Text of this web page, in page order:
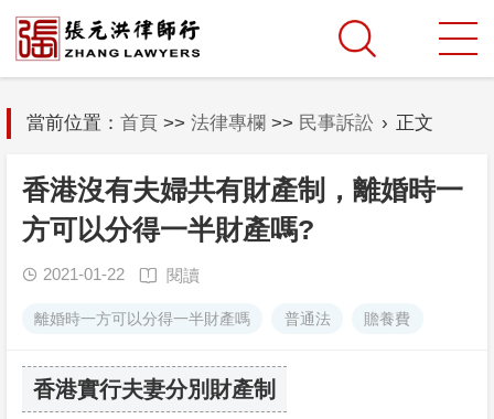
當前位置： 首頁>> 法律專欄 >> 民事訴訟 › 正文
香港沒有夫婦共有財產制，離婚時一
方可以分得一半財產嗎?
 2021-01-22  閱讀
離婚時一方可以分得一半財產嗎 普通法 贍養費
香港實行夫妻分別財產制